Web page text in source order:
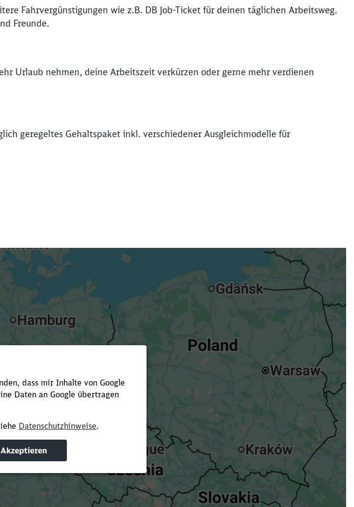
Fahrvergünstigungen wie z.B. DB Job-Ticket für deinen täglichen Arbeitsweg.
Freunde.
Urlaub nehmen, deine Arbeitszeit verkürzen oder gerne mehr verdienen
geregeltes Gehaltspaket inkl. verschiedener Ausgleichmodelle für
dir zu lange?